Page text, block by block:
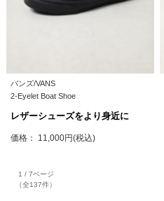
バンズ/VANS
2-Eyelet Boat Shoe
レザーシューズをより身近に
価格： 11,000円(税込)
1 / 7ページ
（全137件）